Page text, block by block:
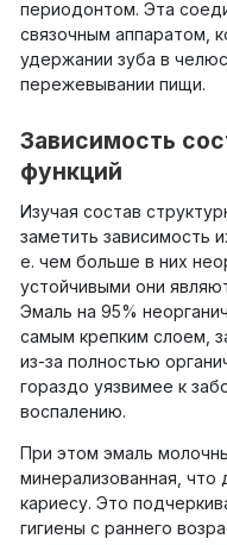
периодонтом. Эта
связочным аппаратом,
удержании зуба в
пережевывании пищи.
Зависимость
функций
Изучая состав
заметить зависимость
е. чем больше в них
устойчивыми они
Эмаль на 95%
самым крепким слоем,
из-за полностью
гораздо уязвимее к
воспалению.
При этом эмаль
минерализованная,
кариесу. Это
гигиены с раннего